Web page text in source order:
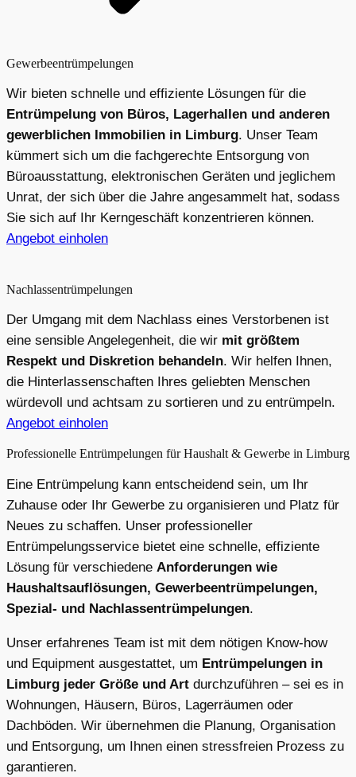
Gewerbeentrümpelungen
Wir bieten schnelle und effiziente Lösungen für die
Entrümpelung von Büros, Lagerhallen und anderen
gewerblichen Immobilien in Limburg. Unser Team
kümmert sich um die fachgerechte Entsorgung von
Büroausstattung, elektronischen Geräten und jeglichem
Unrat, der sich über die Jahre angesammelt hat, sodass
Sie sich auf Ihr Kerngeschäft konzentrieren können.
Angebot einholen
Nachlassentrümpelungen
Der Umgang mit dem Nachlass eines Verstorbenen ist
eine sensible Angelegenheit, die wir mit größtem
Respekt und Diskretion behandeln. Wir helfen Ihnen,
die Hinterlassenschaften Ihres geliebten Menschen
würdevoll und achtsam zu sortieren und zu entrümpeln.
Angebot einholen
Professionelle Entrümpelungen für Haushalt & Gewerbe in Limburg
Eine Entrümpelung kann entscheidend sein, um Ihr
Zuhause oder Ihr Gewerbe zu organisieren und Platz für
Neues zu schaffen. Unser professioneller
Entrümpelungsservice bietet eine schnelle, effiziente
Lösung für verschiedene Anforderungen wie
Haushaltsauflösungen, Gewerbeentrümpelungen,
Spezial- und Nachlassentrümpelungen.
Unser erfahrenes Team ist mit dem nötigen Know-how
und Equipment ausgestattet, um Entrümpelungen in
Limburg jeder Größe und Art durchzuführen – sei es in
Wohnungen, Häusern, Büros, Lagerräumen oder
Dachböden. Wir übernehmen die Planung, Organisation
und Entsorgung, um Ihnen einen stressfreien Prozess zu
garantieren.